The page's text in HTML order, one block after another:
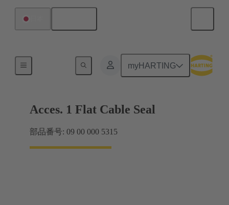
myHARTING
Acces. 1 Flat Cable Seal
部品番号: 09 00 000 5315